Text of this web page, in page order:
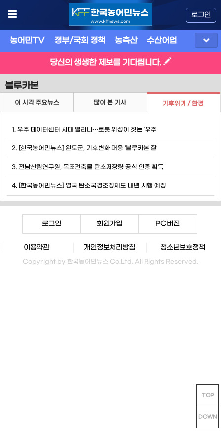
로그인
농어민TV 정부/국회 정책 농축산 수산어업
당신의 생생한 제보를 기다립니다.
블루카본
이 시각 주요뉴스 많이 본 기사 기후위기 / 환경
1. 우주 데이터센터 시대 열리나…로봇 위성이 짓는 ‘우주
2. [한국농어민뉴스] 완도군, 기후변화 대응 ‘블루카본 잘
3. 전남산림연구원, 목조건축물 탄소저장량 공식 인증 획득
4. [한국농어민뉴스] 영국 탄소국경조정제도 내년 시행 예정
로그인 회원가입 PC버전
이용약관 개인정보처리방침 청소년보호정책
Copyright by 한국농어민뉴스 Co.Ltd. All Rights Reserved.
TOP
DOWN